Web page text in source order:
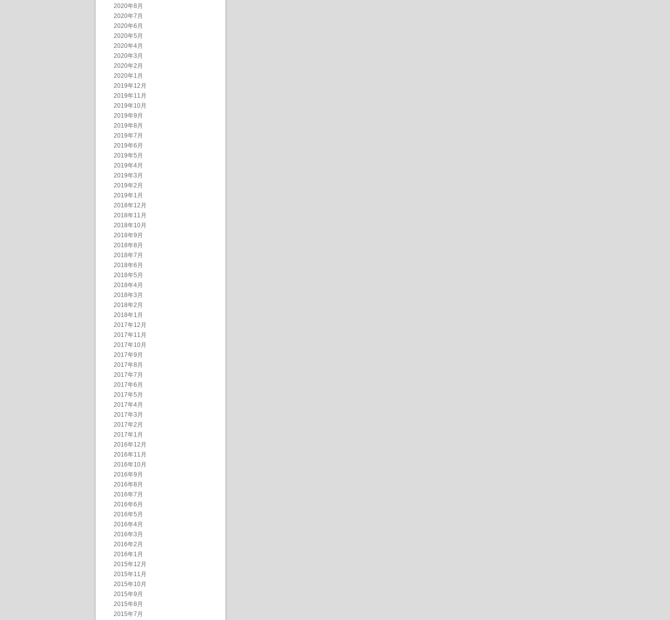
2020年8月
2020年7月
2020年6月
2020年5月
2020年4月
2020年3月
2020年2月
2020年1月
2019年12月
2019年11月
2019年10月
2019年9月
2019年8月
2019年7月
2019年6月
2019年5月
2019年4月
2019年3月
2019年2月
2019年1月
2018年12月
2018年11月
2018年10月
2018年9月
2018年8月
2018年7月
2018年6月
2018年5月
2018年4月
2018年3月
2018年2月
2018年1月
2017年12月
2017年11月
2017年10月
2017年9月
2017年8月
2017年7月
2017年6月
2017年5月
2017年4月
2017年3月
2017年2月
2017年1月
2016年12月
2016年11月
2016年10月
2016年9月
2016年8月
2016年7月
2016年6月
2016年5月
2016年4月
2016年3月
2016年2月
2016年1月
2015年12月
2015年11月
2015年10月
2015年9月
2015年8月
2015年7月